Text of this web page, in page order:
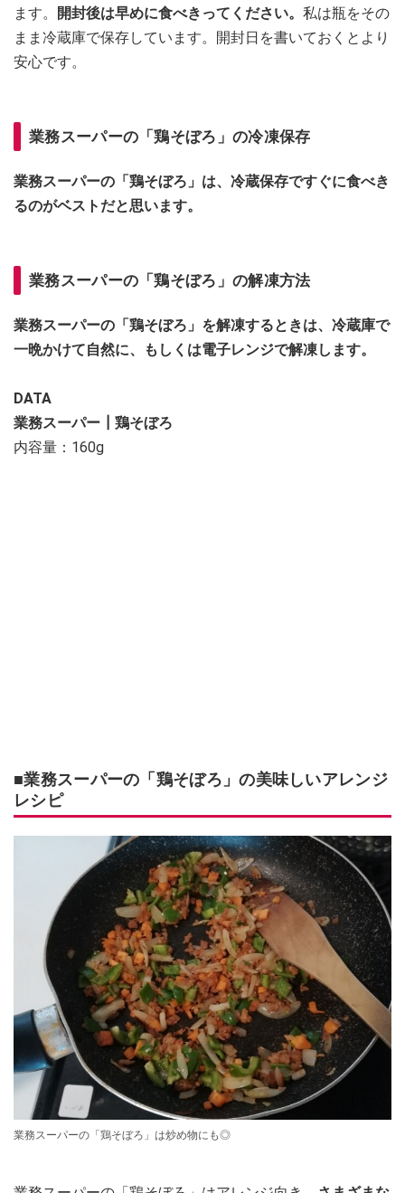
ます。 開封後は早めに食べきってください。 私は瓶をその
まま冷蔵庫で保存しています。開封日を書いておくとより
安心です。
業務スーパーの「鶏そぼろ」の冷凍保存
業務スーパーの「鶏そぼろ」は、冷蔵保存ですぐに食べき
るのがベストだと思います。
業務スーパーの「鶏そぼろ」の解凍方法
業務スーパーの「鶏そぼろ」を解凍するときは、冷蔵庫で
一晩かけて自然に、もしくは電子レンジで解凍します。
DATA
業務スーパー┃鶏そぼろ
内容量：160g
■業務スーパーの「鶏そぼろ」の美味しいアレンジ
レシピ
業務スーパーの「鶏そぼろ」は炒め物にも◎